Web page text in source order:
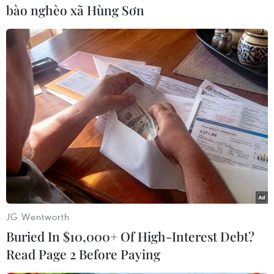
Vì vậy, các doanh nghiệp viễn thông-công nghệ
thông tin sẽ tiếp tục đẩymạnh dịch vụ nội dung
thông tin qua các hộp thư trả lời tự động; các
sản phẩmdịch vụ phục vụ giáo dục như đào tạo
trực tuyến, giáo trình trực tuyến. Các dịchvụ
thương mại điện tử, thanh toán điện tử, truyền
hình tương tác... cũng sẽ đượcđầu tư phát
triển./.
Việt Hà (TTXVN/Vietnam+)
bào nghèo xã Hùng Sơn
JG Wentworth
Buried In $10,000+ Of High-Interest Debt?
Read Page 2 Before Paying